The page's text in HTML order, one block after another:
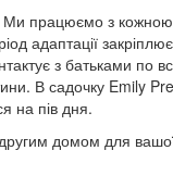
Ми працюємо з кожною
адаптації
з батьками по
В садочку Emily
на пів дня.
другим домом для